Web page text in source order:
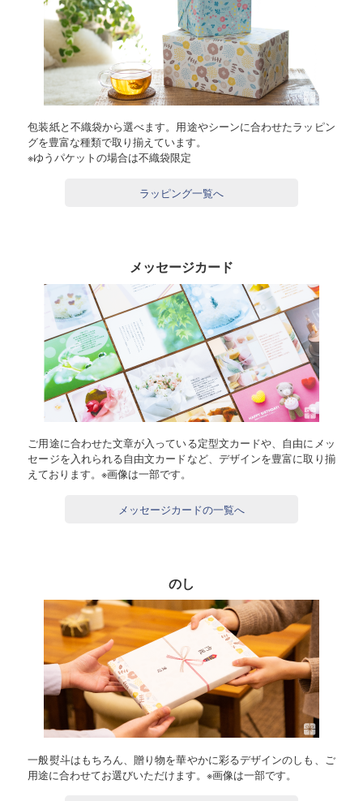
包装紙と不織袋から選べます。用途やシーンに合わせたラッピン
グを豊富な種類で取り揃えています。
※ゆうパケットの場合は不織袋限定
ラッピング一覧へ
メッセージカード
ご用途に合わせた文章が入っている定型文カードや、自由にメッ
セージを入れられる自由文カードなど、デザインを豊富に取り揃
えております。※画像は一部です。
メッセージカードの一覧へ
のし
一般熨斗はもちろん、贈り物を華やかに彩るデザインのしも、ご
用途に合わせてお選びいただけます。※画像は一部です。